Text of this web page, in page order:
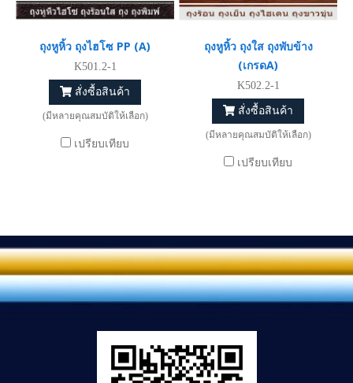
ถุงหูหิ้ว ถุงไฮโซ PP (A)
K501.2-1
สั่งซื้อสินค้า
(มีหลายคุณสมบัติให้เลือก)
เปรียบเทียบ
ถุงหูหิ้ว ถุงใส ถุงพับข้าง
(เกรดA)
K502.2-1
สั่งซื้อสินค้า
(มีหลายคุณสมบัติให้เลือก)
เปรียบเทียบ